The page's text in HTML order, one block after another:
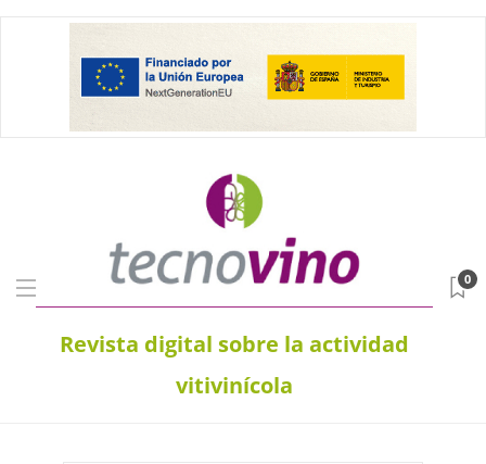
Revista digital sobre la actividad
vitivinícola
0